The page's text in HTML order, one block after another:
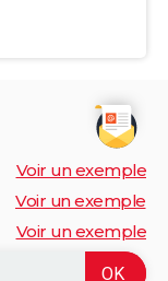
Voir un exemple
Voir un exemple
Voir un exemple